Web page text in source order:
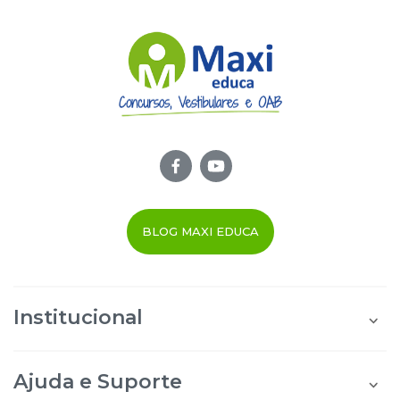
BLOG MAXI EDUCA
Institucional
Área do Afiliado
Ajuda e Suporte